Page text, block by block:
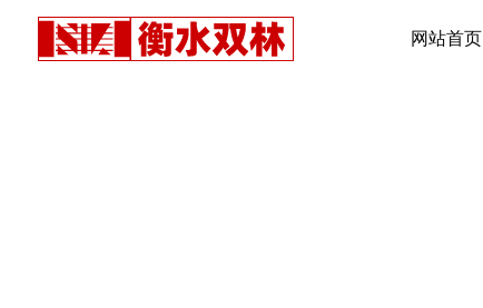
网站首页